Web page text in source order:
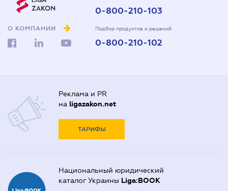
О КОМПАНИИ
0-800-210-103
Подбор продуктов и решений
0-800-210-102
Реклама и PR
на ligazakon.net
ТАРИФЫ
Национальный юридический
каталог Украины Liga:BOOK